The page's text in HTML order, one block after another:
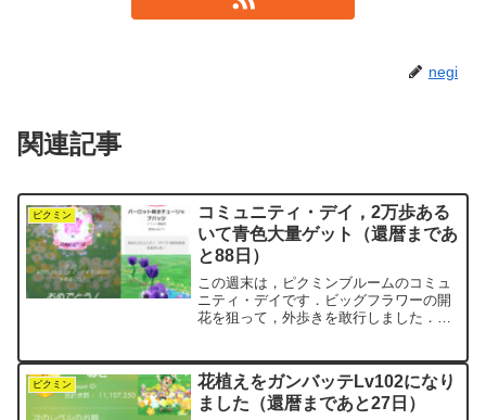
negi
関連記事
ピクミン
コミュニティ・デイ，2万歩ある
いて青色大量ゲット（還暦まであ
と88日）
この週末は，ピクミンブルームのコミュ
ニティ・デイです．ビッグフラワーの開
花を狙って，外歩きを敢行しました．い
途中の道筋に，パーロット咲きのチュー
リップが咲き誇っていまし...
ピクミン
花植えをガンバッテLv102になり
ました（還暦まであと27日）